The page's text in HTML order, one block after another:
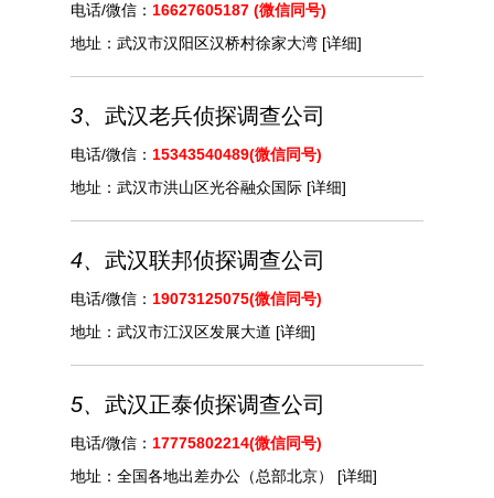
电话/微信： 16627605187 (微信同号)
地址： 武汉市汉阳区汉桥村徐家大湾 [详细]
3、 武汉老兵侦探调查公司
电话/微信： 15343540489(微信同号)
地址： 武汉市洪山区光谷融众国际 [详细]
4、 武汉联邦侦探调查公司
电话/微信： 19073125075(微信同号)
地址： 武汉市江汉区发展大道 [详细]
5、 武汉正泰侦探调查公司
电话/微信： 17775802214(微信同号)
地址： 全国各地出差办公（总部北京） [详细]